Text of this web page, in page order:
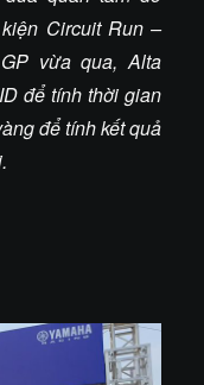
Circuit Run –
vừa qua, Alta
để tính thời gian
để tính kết quả